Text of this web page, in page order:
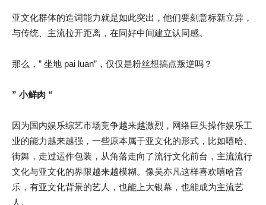
亚文化群体的造词能力就是如此突出，他们要刻意标新立异，
与传统、主流拉开距离，在同好中间建立认同感。
那么，” 坐地 pai luan”，仅仅是粉丝想搞点叛逆吗？
” 小鲜肉 “
因为国内娱乐综艺市场竞争越来越激烈，网络巨头操作娱乐工
业的能力越来越强，一些原本属于亚文化的形式，比如嘻哈、
街舞，走过运作包装，从角落走向了流行文化前台，主流流行
文化与亚文化的界限越来越模糊。像吴亦凡这样喜欢嘻哈音
乐，有亚文化背景的艺人，也能上大银幕，也能成为主流艺
人。